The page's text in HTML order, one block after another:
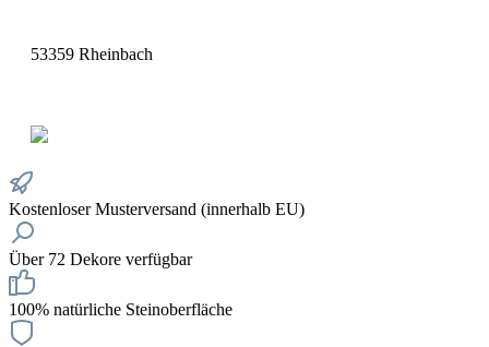
53359 Rheinbach
Kostenloser Musterversand (innerhalb EU)
Über 72 Dekore verfügbar
100% natürliche Steinoberfläche